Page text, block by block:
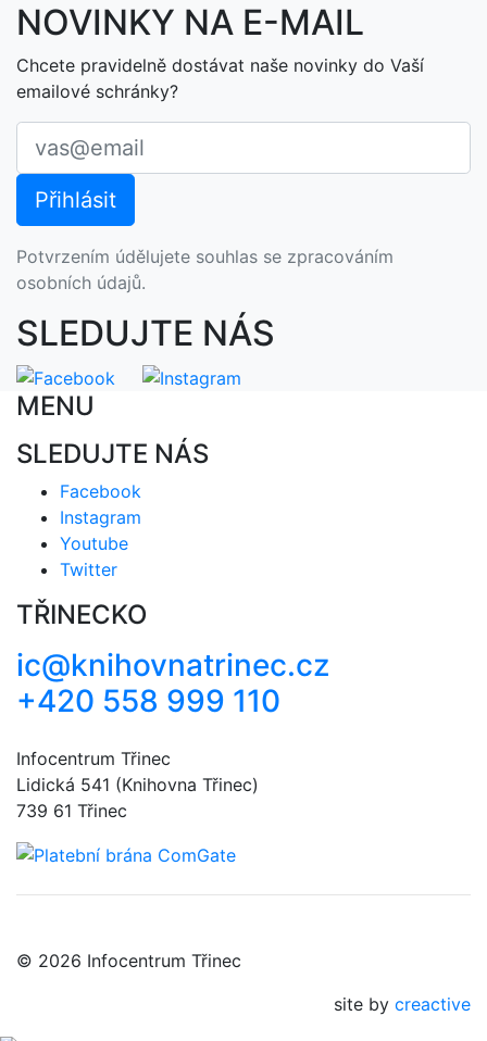
NOVINKY NA E-MAIL
Chcete pravidelně dostávat naše novinky do Vaší
emailové schránky?
Potvrzením údělujete souhlas se zpracováním
osobních údajů.
SLEDUJTE NÁS
MENU
SLEDUJTE NÁS
Facebook
Instagram
Youtube
Twitter
TŘINECKO
ic@knihovnatrinec.cz
+420 558 999 110
Infocentrum Třinec
Lidická 541 (Knihovna Třinec)
739 61 Třinec
© 2026 Infocentrum Třinec
site by creactive